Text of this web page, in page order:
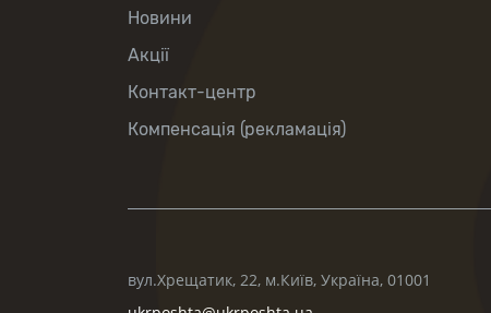
Новини
Акції
Контакт-центр
Компенсація (рекламація)
вул.Хрещатик, 22, м.Київ, Україна, 01001